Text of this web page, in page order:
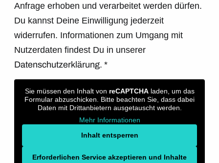
Anfrage erhoben und verarbeitet werden dürfen.
Du kannst Deine Einwilligung jederzeit
widerrufen. Informationen zum Umgang mit
Nutzerdaten findest Du in unserer
Datenschutzerklärung.*
Sie müssen den Inhalt von reCAPTCHAladen, um das
Formular abzuschicken. Bitte beachten Sie, dass dabei
Daten mit Drittanbietern ausgetauscht werden.
Mehr Informationen
Inhalt entsperren
Erforderlichen Service akzeptieren und Inhalte